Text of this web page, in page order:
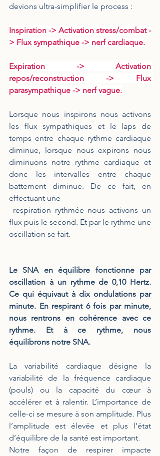
devions ultra-simplifier le process :
Inspiration -> Activation stress/combat -
> Flux sympathique -> nerf cardiaque.
Expiration -> Activation
repos/reconstruction -> Flux
parasympathique -> nerf vague.
Lorsque nous inspirons nous activons
les flux sympathiques et le laps de
temps entre chaque rythme cardiaque
diminue, lorsque nous expirons nous
diminuons notre rythme cardiaque et
donc les intervalles entre chaque
battement diminue. De ce fait, en
effectuant une
flux puis le second. Et par le rythme une
oscillation se fait.
Le SNA en équilibre fonctionne par
oscillation à un rythme de 0,10 Hertz.
Ce qui équivaut à dix ondulations par
minute. En respirant 6 fois par minute,
nous rentrons en cohérence avec ce
rythme. Et à ce rythme, nous
équilibrons notre SNA.
La variabilité cardiaque désigne la
variabilité de la fréquence cardiaque
(pouls) ou la capacité du cœur à
accélérer et à ralentir. L’importance de
celle-ci se mesure à son amplitude. Plus
l’amplitude est élevée et plus l’état
d’équilibre de la santé est important.
Notre façon de respirer impacte